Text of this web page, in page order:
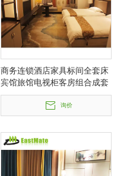
商务连锁酒店家具标间全套床
宾馆旅馆电视柜客房组合成套
家具
询价